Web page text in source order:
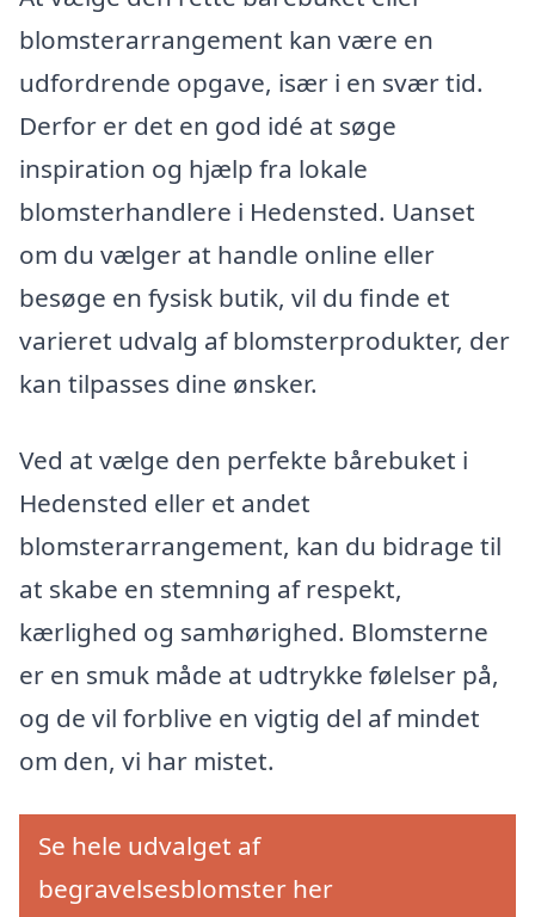
blomsterarrangement kan være en
udfordrende opgave, især i en svær tid.
Derfor er det en god idé at søge
inspiration og hjælp fra lokale
blomsterhandlere i Hedensted. Uanset
om du vælger at handle online eller
besøge en fysisk butik, vil du finde et
varieret udvalg af blomsterprodukter, der
kan tilpasses dine ønsker.
Ved at vælge den perfekte bårebuket i
Hedensted eller et andet
blomsterarrangement, kan du bidrage til
at skabe en stemning af respekt,
kærlighed og samhørighed. Blomsterne
er en smuk måde at udtrykke følelser på,
og de vil forblive en vigtig del af mindet
om den, vi har mistet.
Se hele udvalget af
begravelsesblomster her